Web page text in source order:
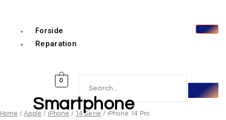
Forside
Reparation
Smartphone
0
Home /Apple / iPhone / 14 Serie / iPhone 14 Pro